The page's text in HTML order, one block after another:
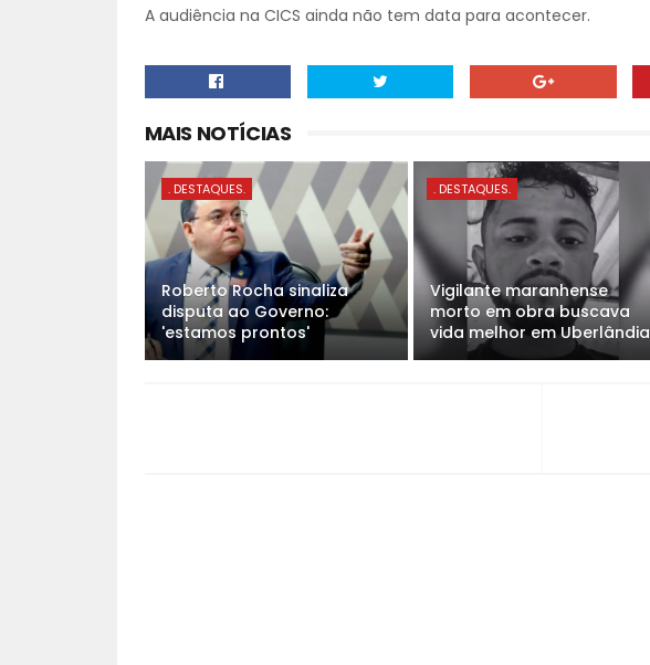
A audiência na CICS ainda não tem data para acontecer.
MAIS NOTÍCIAS
. DESTAQUES.
Roberto Rocha sinaliza
disputa ao Governo:
'estamos prontos'
. DESTAQUES.
Vigilante maranhense
morto em obra buscava
vida melhor em Uberlândia